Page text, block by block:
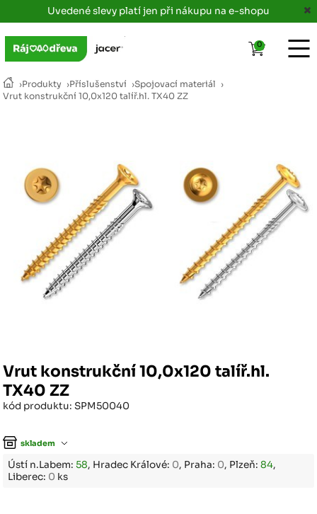
Uvedené slevy platí jen při nákupu na e-shopu
›Produkty ›Příslušenství ›Spojovací materiál ›
Vrut konstrukční 10,0x120 talíř.hl. TX40 ZZ
Vrut konstrukční 10,0x120 talíř.hl.
TX40 ZZ
kód produktu: SPM50040
skladem
Ústí n.Labem:58, Hradec Králové: 0, Praha: 0, Plzeň:84,
Liberec: 0 ks
0